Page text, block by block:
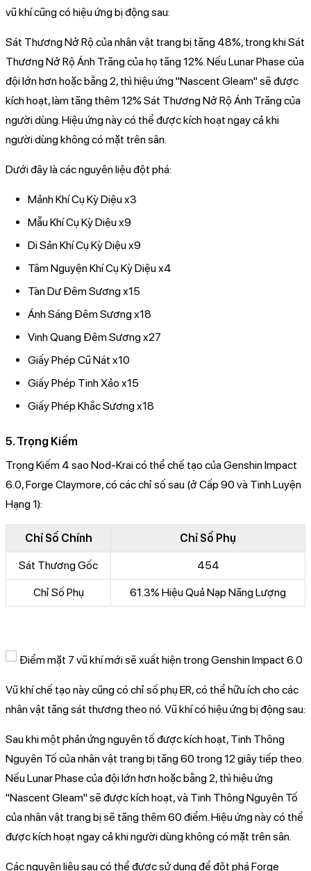
vũ khí cũng có hiệu ứng bị động sau:
Sát Thương Nở Rộ của nhân vật trang bị tăng 48%, trong khi Sát
Thương Nở Rộ Ánh Trăng của họ tăng 12%. Nếu Lunar Phase của
đội lớn hơn hoặc bằng 2, thì hiệu ứng "Nascent Gleam" sẽ được
kích hoạt, làm tăng thêm 12% Sát Thương Nở Rộ Ánh Trăng của
người dùng. Hiệu ứng này có thể được kích hoạt ngay cả khi
người dùng không có mặt trên sân.
Dưới đây là các nguyên liệu đột phá:
Mảnh Khí Cụ Kỳ Diệu x3
Mẫu Khí Cụ Kỳ Diệu x9
Di Sản Khí Cụ Kỳ Diệu x9
Tâm Nguyện Khí Cụ Kỳ Diệu x4
Tàn Dư Đêm Sương x15
Ánh Sáng Đêm Sương x18
Vinh Quang Đêm Sương x27
Giấy Phép Cũ Nát x10
Giấy Phép Tinh Xảo x15
Giấy Phép Khắc Sương x18
5. Trọng Kiếm
Trọng Kiếm 4 sao Nod-Krai có thể chế tạo của Genshin Impact
6.0, Forge Claymore, có các chỉ số sau (ở Cấp 90 và Tinh Luyện
Hạng 1):
Chỉ Số Chính Chỉ Số Phụ
Sát Thương Gốc 454
Chỉ Số Phụ 61.3% Hiệu Quả Nạp Năng Lượng
Vũ khí chế tạo này cũng có chỉ số phụ ER, có thể hữu ích cho các
nhân vật tăng sát thương theo nó. Vũ khí có hiệu ứng bị động sau:
Sau khi một phản ứng nguyên tố được kích hoạt, Tinh Thông
Nguyên Tố của nhân vật trang bị tăng 60 trong 12 giây tiếp theo.
Nếu Lunar Phase của đội lớn hơn hoặc bằng 2, thì hiệu ứng
"Nascent Gleam" sẽ được kích hoạt, và Tinh Thông Nguyên Tố
của nhân vật trang bị sẽ tăng thêm 60 điểm. Hiệu ứng này có thể
được kích hoạt ngay cả khi người dùng không có mặt trên sân.
Các nguyên liệu sau có thể được sử dụng để đột phá Forge